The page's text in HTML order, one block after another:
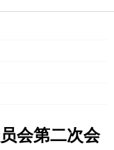
会第二次会